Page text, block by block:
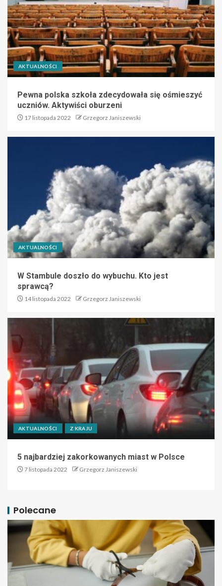
AKTUALNOŚCI
Pewna polska szkoła zdecydowała się ośmieszyć
uczniów. Aktywiści oburzeni
17 listopada 2022 Grzegorz Janiszewski
AKTUALNOŚCI
W Stambule doszło do wybuchu. Kto jest
sprawcą?
14 listopada 2022 Grzegorz Janiszewski
AKTUALNOŚCI Z KRAJU
5 najbardziej zakorkowanych miast w Polsce
7 listopada 2022 Grzegorz Janiszewski
Polecane